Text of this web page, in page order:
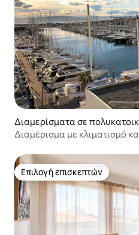
Διαμερίσματα σε
a Grande-Motte
Διαμέρισμα με κλιματισμό
Επιλογή επισκεπτών
Επιλογή επισκεπτών